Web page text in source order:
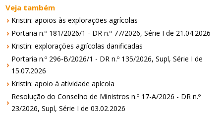
Veja também
Kristin: apoios às explorações agrícolas
Portaria n.º 181/2026/1 - DR n.º 77/2026, Série I de 21.04.2026
Kristin: explorações agrícolas danificadas
Portaria n.º 296-B/2026/1 - DR n.º 135/2026, Supl, Série I de
15.07.2026
Kristin: apoio à atividade apícola
Resolução do Conselho de Ministros n.º 17-A/2026 - DR n.º
23/2026, Supl, Série I de 03.02.2026